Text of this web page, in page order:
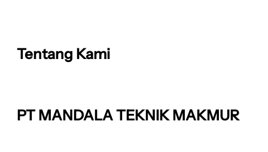
Tentang Kami
PT MANDALA TEKNIK MAKMUR